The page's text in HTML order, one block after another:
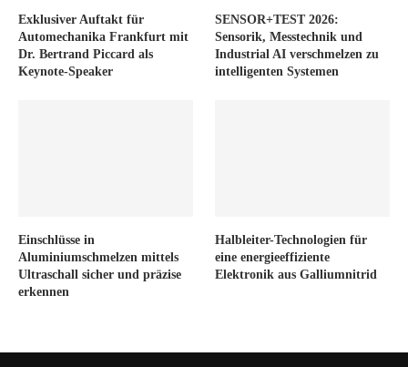
Exklusiver Auftakt für
Automechanika Frankfurt mit
Dr. Bertrand Piccard als
Keynote-Speaker
SENSOR+TEST 2026:
Sensorik, Messtechnik und
Industrial AI verschmelzen zu
intelligenten Systemen
Einschlüsse in
Aluminiumschmelzen mittels
Ultraschall sicher und präzise
erkennen
Halbleiter-Technologien für
eine energieeffiziente
Elektronik aus Galliumnitrid